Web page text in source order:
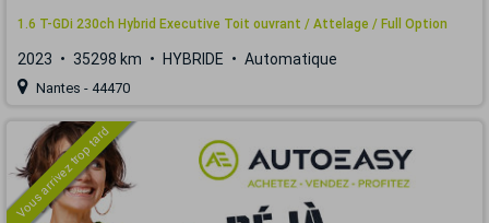
1.6 T-GDi 230ch Hybrid Executive Toit ouvrant / Attelage / Full Option
2023 35298 km HYBRIDE Automatique
Nantes - 44470
Vous arrivez trop tard